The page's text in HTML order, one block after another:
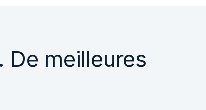
De meilleures